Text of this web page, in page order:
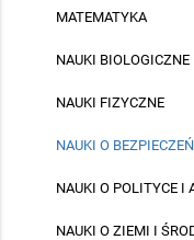
MATEMATYKA
NAUKI BIOLOGICZNE
NAUKI FIZYCZNE
NAUKI O
NAUKI O POLITYCE I
NAUKI O ZIEMI I